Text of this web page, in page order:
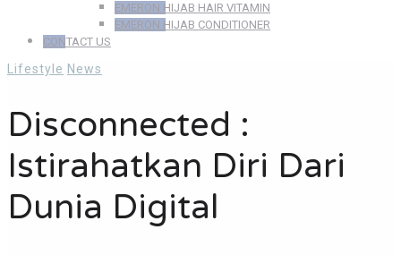
EMERON HIJAB HAIR VITAMIN
EMERON HIJAB CONDITIONER
CONTACT US
Lifestyle News
Disconnected :
Istirahatkan Diri Dari
Dunia Digital